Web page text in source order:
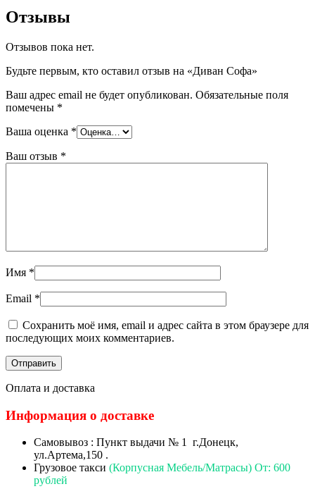
Отзывы
Отзывов пока нет.
Будьте первым, кто оставил отзыв на «Диван Софа»
Ваш адрес email не будет опубликован. Обязательные поля
помечены *
Ваша оценка *
Ваш отзыв *
Имя *
Email *
Сохранить моё имя, email и адрес сайта в этом браузере для
последующих моих комментариев.
Оплата и доставка
Информация о доставке
Самовывоз : Пункт выдачи № 1 г.Донецк,
ул.Артема,150 .
Грузовое такси (Корпусная Мебель/Матрасы) От: 600
рублей